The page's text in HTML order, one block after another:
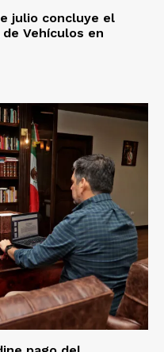
julio concluye el
Vehículos en